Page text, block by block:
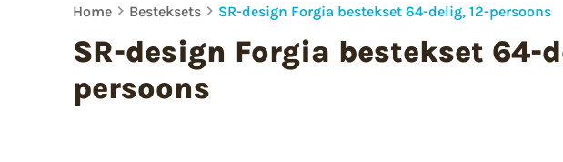
Home Besteksets SR-design Forgia bestekset 64-delig, 12-persoons
SR-design Forgia bestekset 64-
persoons